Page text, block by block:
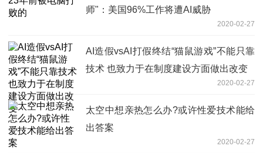
师"：美国96%工作将遭AI威胁
2020-02-27
AI造假vsAI打假终结“猫鼠游戏”不能只靠
技术 也致力于在制度建设方面做出改变
2020-02-27
太空中想亲热怎么办?或许性爱技术能给
出答案
2020-02-27